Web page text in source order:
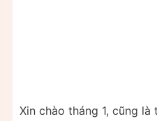
Xin chào tháng 1, cũng